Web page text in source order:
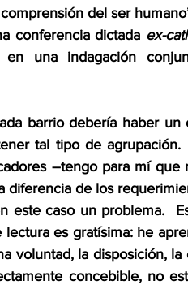
del ser
conferencia dictada ex-
una indagación
barrio debería haber
tal tipo de agrupación.
–tengo para mí
diferencia de los
este caso un problema.
es gratísima: he
voluntad, la disposición,
concebible, no